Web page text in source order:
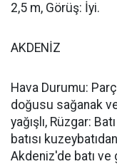
2,5 m, Görüş: İyi.
AKDENİZ
Hava Durumu:
doğusu sağanak
yağışlı, Rüzgar:
batısı
Akdeniz'de batı ve